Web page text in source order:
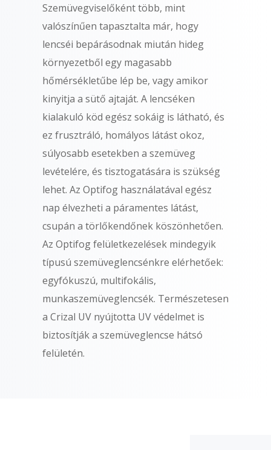
Szemüvegviselőként több, mint
valószínűen tapasztalta már, hogy
lencséi bepárásodnak miután hideg
környezetből egy magasabb
hőmérsékletűbe lép be, vagy amikor
kinyitja a sütő ajtaját. A lencséken
kialakuló köd egész sokáig is látható, és
ez frusztráló, homályos látást okoz,
súlyosabb esetekben a szemüveg
levételére, és tisztogatására is szükség
lehet. Az Optifog használatával egész
nap élvezheti a páramentes látást,
csupán a törlőkendőnek köszönhetően.
Az Optifog felületkezelések mindegyik
típusú szemüveglencsénkre elérhetőek:
egyfókuszú, multifokális,
munkaszemüveglencsék. Természetesen
a Crizal UV nyújtotta UV védelmet is
biztosítják a szemüveglencse hátsó
felületén.